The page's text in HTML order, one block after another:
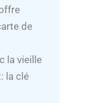
de
la vieille
la clé